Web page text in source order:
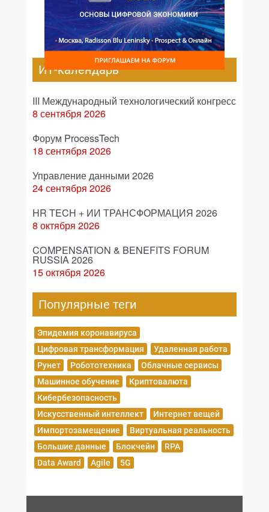
ИТ-календарь
III Международный технологический конгресс
8 сентября 2026
Форум ProcessTech
18 сентября 2026
Управление данными 2026
24 сентября 2026
HR TECH + ИИ ТРАНСФОРМАЦИЯ 2026
8 октября 2026
COMPENSATION & BENEFITS FORUM
RUSSIA 2026
15 октября 2026
Популярные теги
Эпидемия коронавируса
Цифровая трансформация
Удаленная работа
Рунет
Робототехника
Облачные сервисы
Машинное обучение
Криптовалюта
Кибербезопасность
Искусственный интеллект
Интернет вещей
Импортозамещение
Виртуальная реальность
Большие данные
Блокчейн
RPA
Data Award
Agile 5G